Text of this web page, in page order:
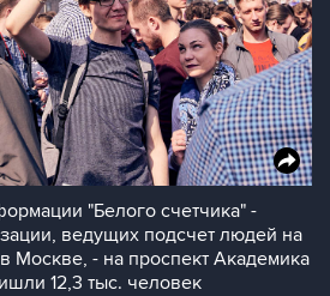
"Белого счетчика" -
ведущих подсчет людей на
Москве, - на проспект Академика
12,3 тыс. человек